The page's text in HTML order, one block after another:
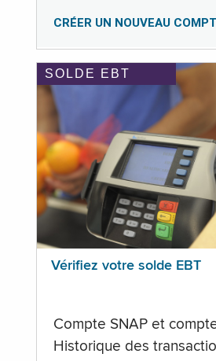
CRÉER UN NOUVEAU
SOLDE EBT
Vérifiez votre solde EBT
Compte SNAP et
Historique des